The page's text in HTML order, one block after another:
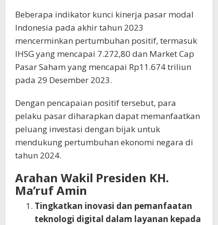
Beberapa indikator kunci kinerja pasar modal
Indonesia pada akhir tahun 2023
mencerminkan pertumbuhan positif, termasuk
IHSG yang mencapai 7.272,80 dan Market Cap
Pasar Saham yang mencapai Rp11.674 triliun
pada 29 Desember 2023.
Dengan pencapaian positif tersebut, para
pelaku pasar diharapkan dapat memanfaatkan
peluang investasi dengan bijak untuk
mendukung pertumbuhan ekonomi negara di
tahun 2024.
Arahan Wakil Presiden KH.
Ma’ruf Amin
Tingkatkan inovasi dan pemanfaatan
teknologi digital dalam layanan kepada